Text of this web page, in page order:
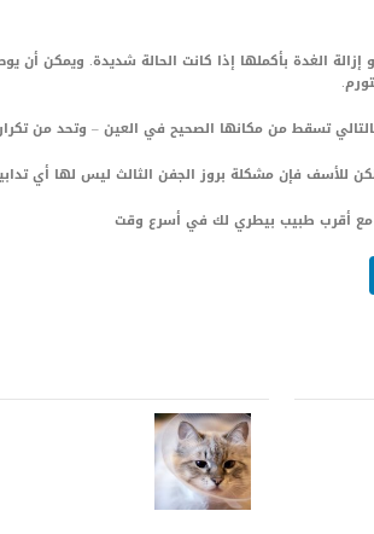
إزالة الغدة بأكملها إذا كانت الحالة شديدة. ويمكن
تسقط من مكانها الصحيح في العين – وتحد من
للأسف فإن مشكلة بروز الجفن الثالث ليس لها أي
مع أقرب طبيب بيطري لك في أسرع وقت